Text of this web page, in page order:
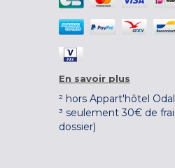
En savoir plus
² hors Appart'hôtel
³ seulement 30€ de
dossier)